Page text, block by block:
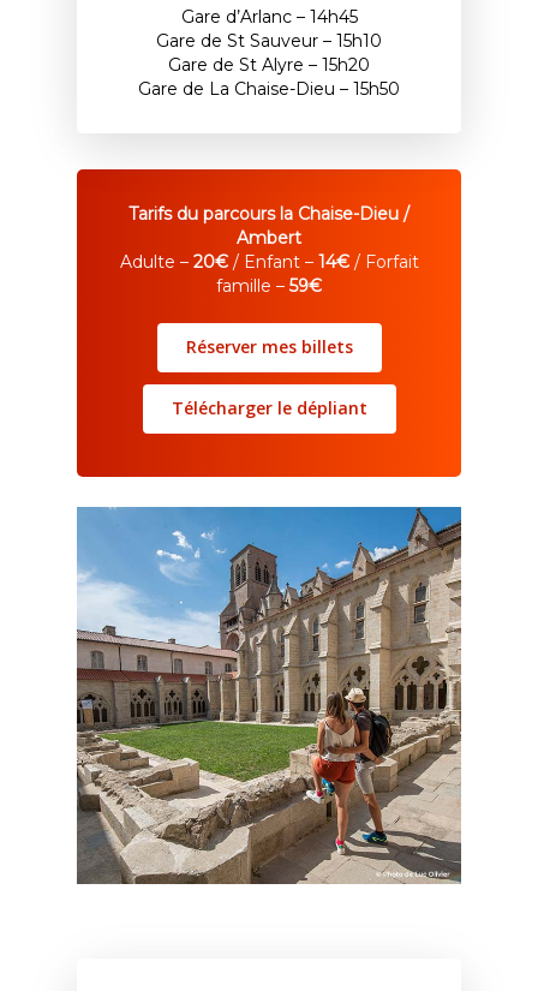
Gare d’Arlanc – 14h45
Gare de St Sauveur – 15h10
Gare de St Alyre – 15h20
Gare de La Chaise-Dieu – 15h50
Tarifs du parcours la Chaise-Dieu /
Ambert
Adulte – 20€/ Enfant – 14€/ Forfait
famille – 59€
Réserver mes billets
Télécharger le dépliant